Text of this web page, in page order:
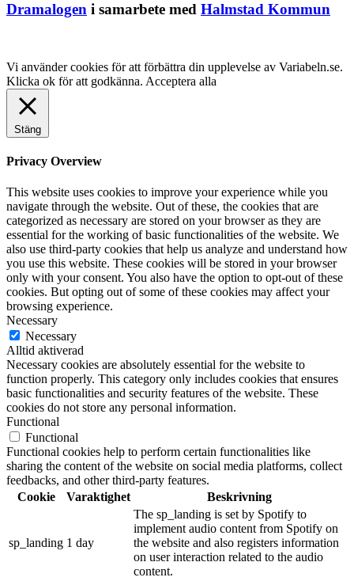
Dramalogen i samarbete med Halmstad Kommun
Vi använder cookies för att förbättra din upplevelse av Variabeln.se.
Klicka ok för att godkänna. Acceptera alla
Stäng
Privacy Overview
This website uses cookies to improve your experience while you
navigate through the website. Out of these, the cookies that are
categorized as necessary are stored on your browser as they are
essential for the working of basic functionalities of the website. We
also use third-party cookies that help us analyze and understand how
you use this website. These cookies will be stored in your browser
only with your consent. You also have the option to opt-out of these
cookies. But opting out of some of these cookies may affect your
browsing experience.
Necessary
Necessary
Alltid aktiverad
Necessary cookies are absolutely essential for the website to
function properly. This category only includes cookies that ensures
basic functionalities and security features of the website. These
cookies do not store any personal information.
Functional
Functional
Functional cookies help to perform certain functionalities like
sharing the content of the website on social media platforms, collect
feedbacks, and other third-party features.
Cookie
Varaktighet Beskrivning
sp_landing 1 day
The sp_landing is set by Spotify to
implement audio content from Spotify on
the website and also registers information
on user interaction related to the audio
content.